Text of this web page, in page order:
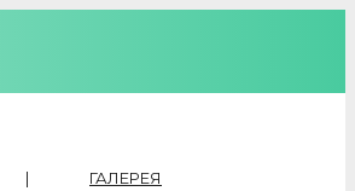
| ГАЛЕРЕЯ